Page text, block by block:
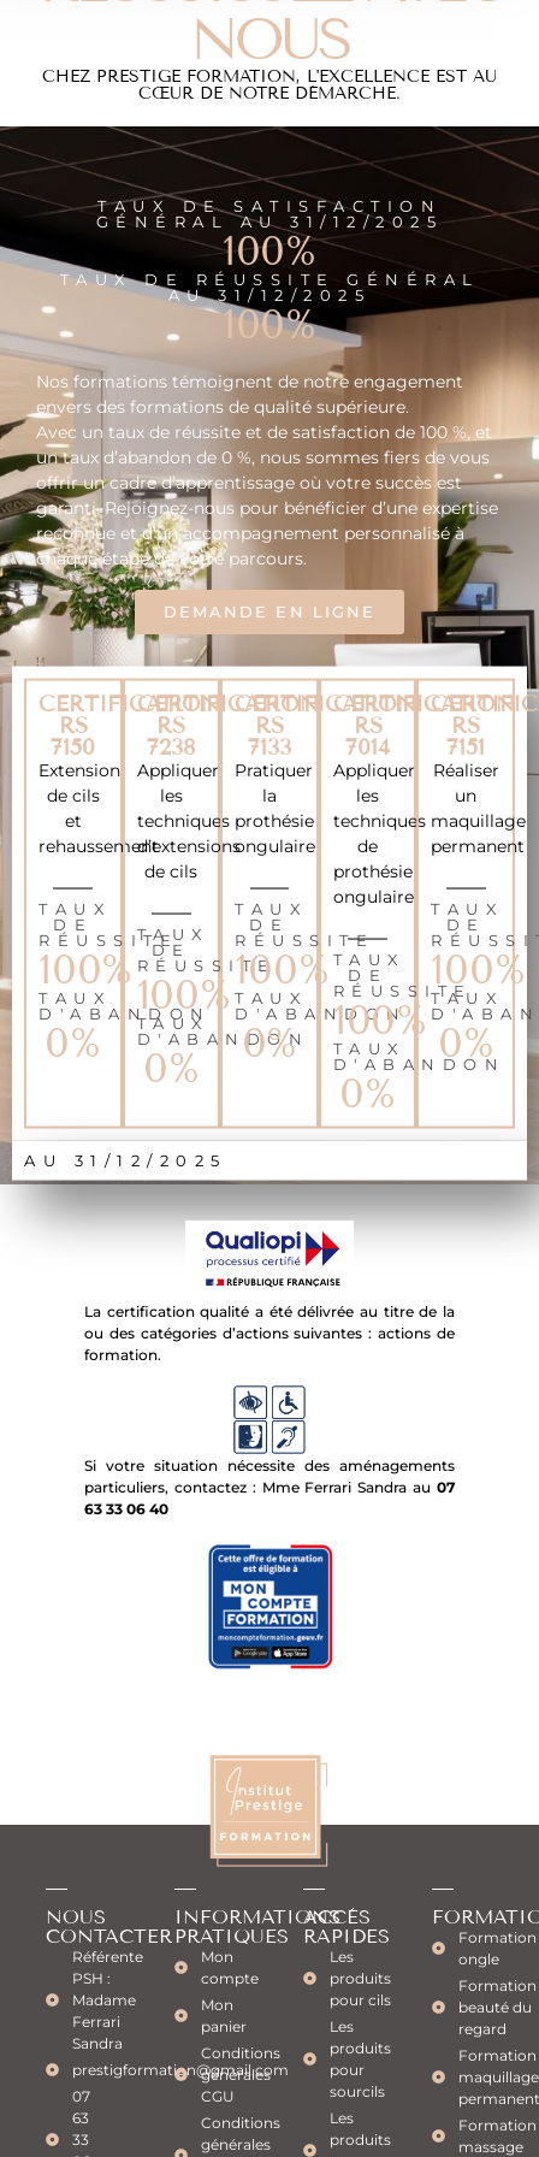
NOUS
CHEZ PRESTIGE FORMATION, L'EXCELLENCE EST AU
CŒUR DE NOTRE DÉMARCHE.
TAUX DE SATISFACTION
GÉNÉRAL AU 31/12/2025
100%
TAUX DE RÉUSSITE GÉNÉRAL
AU 31/12/2025
100%
Nos formations témoignent de notre engagement
envers des formations de qualité supérieure.
Avec un taux de réussite et de satisfaction de 100 %, et
un taux d’abandon de 0 %, nous sommes fiers de vous
offrir un cadre d’apprentissage où votre succès est
garanti. Rejoignez-nous pour bénéficier d’une expertise
reconnue et d’un accompagnement personnalisé à
chaque étape de votre parcours.
DEMANDE EN LIGNE
CERTIFICATION
RS
7150
Extension
de cils
et
rehaussement
TAUX
DE
RÉUSSITE
100%
TAUX
D'ABANDON
0%
CERTIFICATION
RS
7238
Appliquer
les
techniques
d’extensions
de cils
TAUX
DE
RÉUSSITE
100%
TAUX
D'ABANDON
0%
CERTIFICATION
RS
7133
Pratiquer
la
prothésie
ongulaire
TAUX
DE
RÉUSSITE
100%
TAUX
D'ABANDON
0%
CERTIFICATION
RS
7014
Appliquer
les
techniques
de
prothésie
ongulaire
TAUX
DE
RÉUSSITE
100%
TAUX
D'ABANDON
0%
RS
7151
Réaliser
un
maquillage
permanent
TAUX
DE
100%
TAUX
0%
AU 31/12/2025
La certification qualité a été délivrée au titre de la
ou des catégories d’actions suivantes : actions de
formation.
Si votre situation nécessite des aménagements
particuliers, contactez : Mme Ferrari Sandra au 07
63 33 06 40
NOUS
CONTACTER
Référente
PSH :
Madame
Ferrari
Sandra
prestigformation@gmail.com
07
63
33
INFORMATIONS
PRATIQUES
Mon
compte
Mon
panier
Conditions
générales
CGU
Conditions
générales
ACCÈS
RAPIDES
Les
produits
pour cils
Les
produits
pour
sourcils
Les
produits
Formation
ongle
Formation
beauté du
regard
Formation
maquillage
permanent
Formation
massage